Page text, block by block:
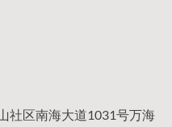
社区南海大道1031号万海